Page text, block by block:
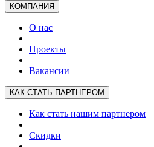
КОМПАНИЯ
О нас
Проекты
Вакансии
КАК СТАТЬ ПАРТНЕРОМ
Как стать нашим партнером
Скидки